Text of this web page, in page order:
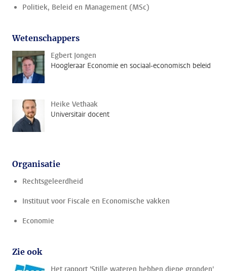
Politiek, Beleid en Management (MSc)
Wetenschappers
Egbert Jongen
Hoogleraar Economie en sociaal-economisch beleid
Heike Vethaak
Universitair docent
Organisatie
Rechtsgeleerdheid
Instituut voor Fiscale en Economische vakken
Economie
Zie ook